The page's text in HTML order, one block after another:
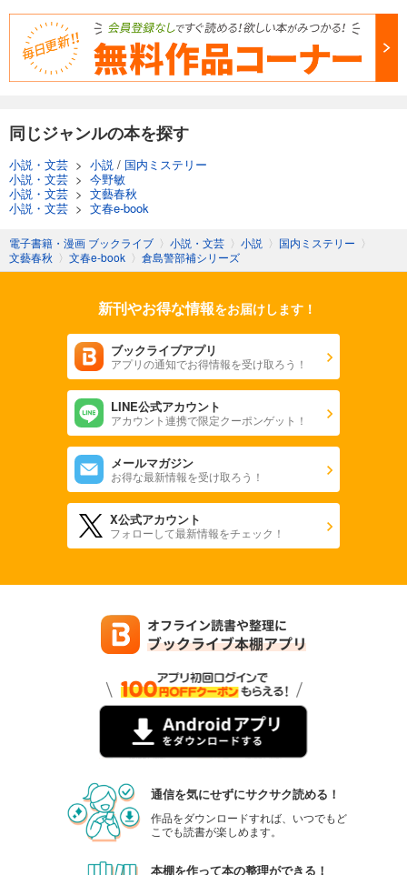
同じジャンルの本を探す
小説・文芸 > 小説 / 国内ミステリー
小説・文芸 > 今野敏
小説・文芸 > 文藝春秋
小説・文芸 > 文春e-book
電子書籍・漫画 ブックライブ 〉 小説・文芸 〉 小説 〉 国内ミステリー 〉
文藝春秋 〉 文春e-book 〉 倉島警部補シリーズ
新刊やお得な情報をお届けします！
ブックライブアプリ
アプリの通知でお得情報を受け取ろう！
LINE公式アカウント
アカウント連携で限定クーポンゲット！
メールマガジン
お得な最新情報を受け取ろう！
X公式アカウント
フォローして最新情報をチェック！
通信を気にせずにサクサク読める！
作品をダウンロードすれば、いつでもど
こでも読書が楽しめます。
本棚を作って本の整理ができる！